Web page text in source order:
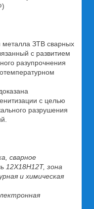
металла ЗТВ сварных
с развитием
разупрочнения
с целью
разрушения
сварное
12Х18Н12Т, зона
и химическая